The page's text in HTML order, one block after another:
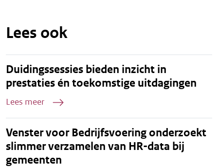
Lees ook
Duidingssessies bieden inzicht in
prestaties én toekomstige uitdagingen
Lees meer
Venster voor Bedrijfsvoering onderzoekt
slimmer verzamelen van HR-data bij
gemeenten